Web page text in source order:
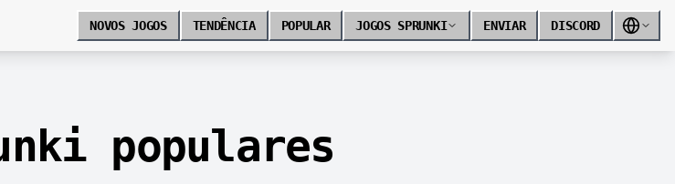
NOVOS JOGOS TENDÊNCIA POPULAR JOGOS SPRUNKI ENVIAR DISCORD
populares